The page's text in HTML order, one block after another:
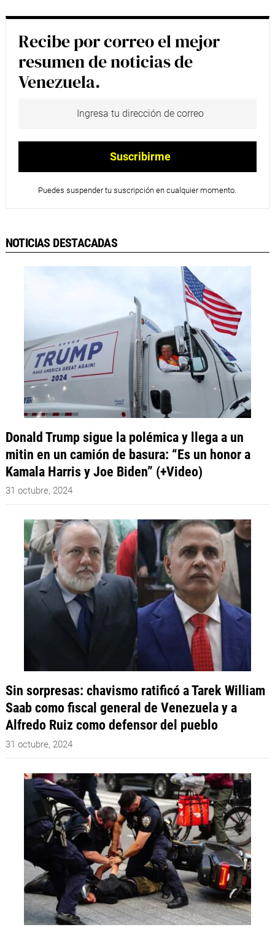
Recibe por correo el mejor
resumen de noticias de
Venezuela.
Puedes suspender tu suscripción en cualquier momento.
NOTICIAS DESTACADAS
Donald Trump sigue la polémica y llega a un
mitin en un camión de basura: “Es un honor a
Kamala Harris y Joe Biden” (+Video)
31 octubre, 2024
Sin sorpresas: chavismo ratificó a Tarek William
Saab como fiscal general de Venezuela y a
Alfredo Ruiz como defensor del pueblo
31 octubre, 2024